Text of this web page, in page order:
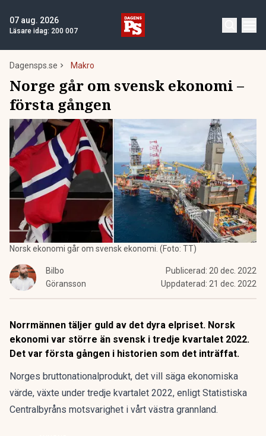
07 aug. 2026
Läsare idag: 200 007
Dagensps.se Makro
Norge går om svensk ekonomi –
första gången
Norsk ekonomi går om svensk ekonomi. (Foto: TT)
Bilbo
Göransson
Publicerad: 20 dec. 2022
Uppdaterad: 21 dec. 2022
Norrmännen täljer guld av det dyra elpriset. Norsk
ekonomi var större än svensk i tredje kvartalet 2022.
Det var första gången i historien som det inträffat.
Norges bruttonationalprodukt, det vill säga ekonomiska
värde, växte under tredje kvartalet 2022, enligt Statistiska
Centralbyråns motsvarighet i vårt västra grannland.